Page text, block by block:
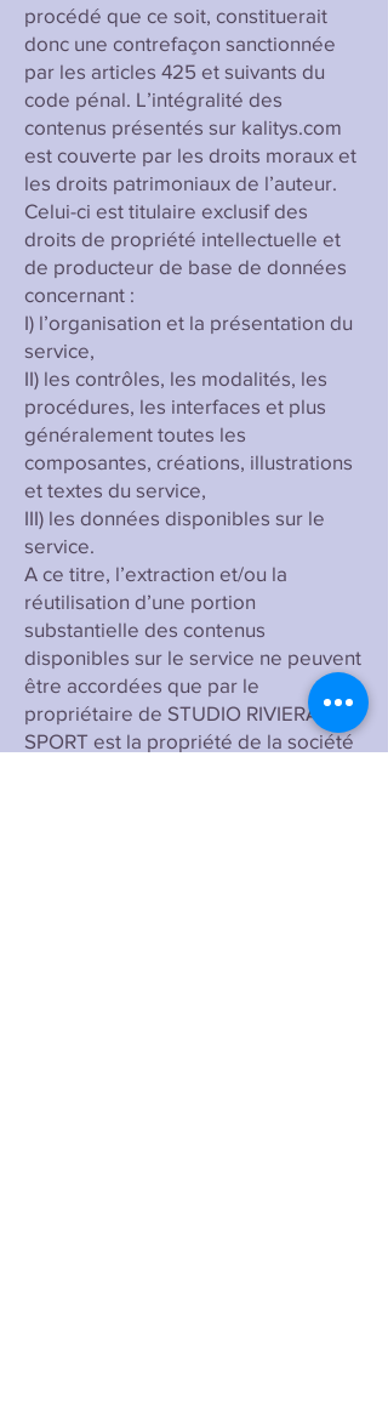
procédé que ce soit, constituerait
donc une contrefaçon sanctionnée
par les articles 425 et suivants du
code pénal. L’intégralité des
contenus présentés sur kalitys.com
est couverte par les droits moraux et
les droits patrimoniaux de l’auteur.
Celui-ci est titulaire exclusif des
droits de propriété intellectuelle et
de producteur de base de données
concernant :
I) l’organisation et la présentation du
service,
II) les contrôles, les modalités, les
procédures, les interfaces et plus
généralement toutes les
composantes, créations, illustrations
et textes du service,
III) les données disponibles sur le
service.
A ce titre, l’extraction et/ou la
réutilisation d’une portion
substantielle des contenus
disponibles sur le service ne peuvent
être accordées que par le
propriétaire de STUDIO RIVIERA
SPORT est la propriété de la société